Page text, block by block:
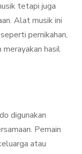
tetapi juga
Alat musik ini
pernikahan,
merayakan hasil
digunakan
Pemain
atau